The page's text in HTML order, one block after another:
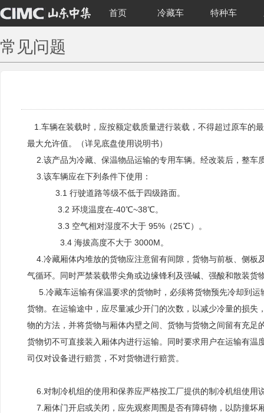
首页 冷藏车 特种车
常见问题
1.车辆在装载时，应按额定载质量进行装载，不得超过原车的
最大允许值。（详见底盘使用说明书）
2.该产品为冷藏、保温物品运输的专用车辆。经改装后，整车
3.该车辆应在下列条件下使用：
3.1 行驶道路等级不低于四级路面。
3.2 环境温度在-40℃~38℃。
3.3 空气相对湿度不大于 95%（25℃）。
3.4 海拔高度不大于 3000M。
4.冷藏厢体内堆放的货物应注意留有间隙，货物与前板、侧板
气循环。同时严禁装载带尖角或边缘锋利及强碱、强酸和散装货
5.冷藏车运输有保温要求的货物时，必须将货物预先冷却到运
货物。在运输途中，应尽量减少开门的次数，以减少冷量的损
物的方法，并将货物与厢体内壁之间、货物与货物之间留有充
货物切不可直接装入厢体内进行运输。同时要求用户在运输有
司仅对设备进行赔赏，不对货物进行赔赏。
6.对制冷机组的使用和保养应严格按工厂提供的制冷机组使用
7.厢体门开启或关闭，应先观察周围是否有障碍物，以防撞坏